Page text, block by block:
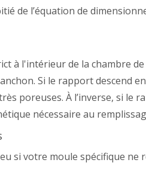
de l’équation de
à l'intérieur de la chambre
Si le rapport descend
poreuses. À l’inverse, si
nécessaire au
si votre moule spécifique